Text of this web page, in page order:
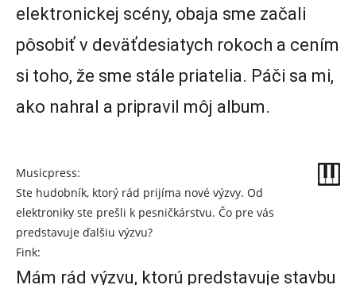
elektronickej scény, obaja sme začali
pôsobiť v deväťdesiatych rokoch a cením
si toho, že sme stále priatelia. Páči sa mi,
ako nahral a pripravil môj album.
Musicpress:
Ste hudobník, ktorý rád prijíma nové výzvy. Od
elektroniky ste prešli k pesničkárstvu. Čo pre vás
predstavuje ďalšiu výzvu?
Fink:
Mám rád výzvu, ktorú predstavuje stavbu